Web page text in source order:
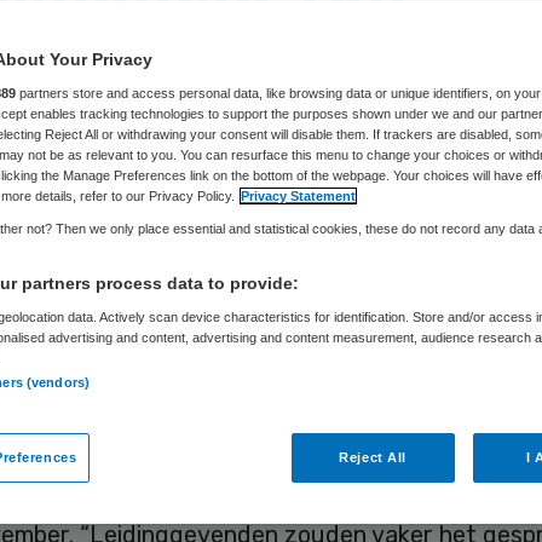
dan
IZZ 24 november 2022,12:00 7527 keer gelezen
in de zorg beseffen het niet altijd, maar
invloed op het werkplezier van hun team en dus
zorg. Zorgmedewerkers hebben dagelijks
De relatie is dus veel sterker dan met
zo betoogt Martijn Venus, senior adviseur
“Leidinggevenden zouden vaker het
Your Privacy
partners store and access personal data, like browsing data or unique identifiers, on your
enables tracking technologies to support the purposes shown under we and our
Reject All or withdrawing your consent will disable them. If trackers are disabled,
not be as relevant to you. You can resurface this menu to change your choices or
the Manage Preferences link on the bottom of the webpage. Your choices will have
details, refer to our Privacy Policy. Privacy Statement
not? Then we only place essential and statistical cookies, these do not record any data
partners process data to provide:
data. Actively scan device characteristics for identification. Store and/or access
advertising and content, advertising and content measurement, audience research
(vendors)
Reject All I